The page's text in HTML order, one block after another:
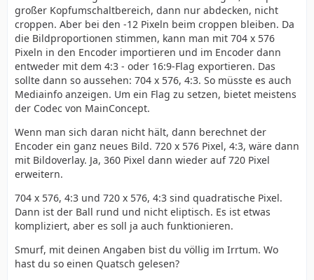
großer Kopfumschaltbereich, dann nur abdecken, nicht
croppen. Aber bei den -12 Pixeln beim croppen bleiben. Da
die Bildproportionen stimmen, kann man mit 704 x 576
Pixeln in den Encoder importieren und im Encoder dann
entweder mit dem 4:3 - oder 16:9-Flag exportieren. Das
sollte dann so aussehen: 704 x 576, 4:3. So müsste es auch
Mediainfo anzeigen. Um ein Flag zu setzen, bietet meistens
der Codec von MainConcept.
Wenn man sich daran nicht hält, dann berechnet der
Encoder ein ganz neues Bild. 720 x 576 Pixel, 4:3, wäre dann
mit Bildoverlay. Ja, 360 Pixel dann wieder auf 720 Pixel
erweitern.
704 x 576, 4:3 und 720 x 576, 4:3 sind quadratische Pixel.
Dann ist der Ball rund und nicht eliptisch. Es ist etwas
kompliziert, aber es soll ja auch funktionieren.
Smurf, mit deinen Angaben bist du völlig im Irrtum. Wo
hast du so einen Quatsch gelesen?